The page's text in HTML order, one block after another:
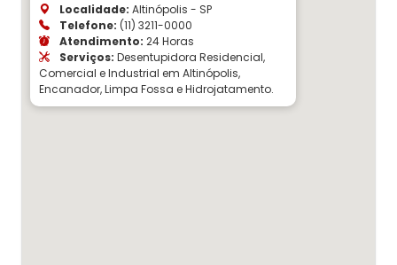
Localidade: Altinópolis - SP
Telefone: (11) 3211-0000
Atendimento: 24 Horas
Serviços: Desentupidora Residencial,
Comercial e Industrial em Altinópolis,
Encanador, Limpa Fossa e Hidrojatamento.